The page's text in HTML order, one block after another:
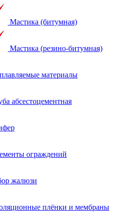
Мастика (битумная)
Мастика (резино-битумная)
материалы
абсестоцементная
ограждений
жалюзи
плёнки и мембраны